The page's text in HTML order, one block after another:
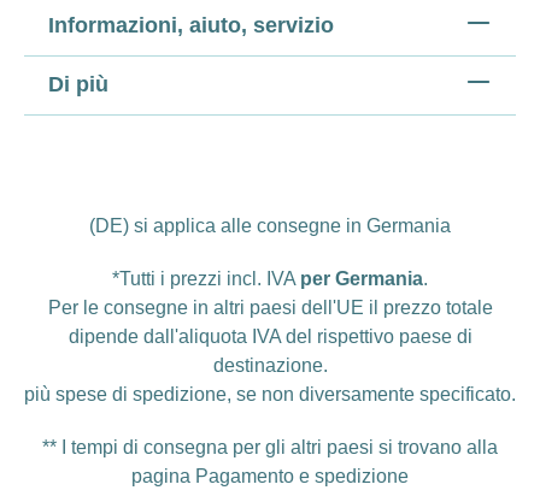
Informazioni, aiuto, servizio
Di più
(DE) si applica alle consegne in Germania
*Tutti i prezzi incl. IVA per Germania.
Per le consegne in altri paesi dell'UE il prezzo totale
dipende dall'aliquota IVA del rispettivo paese di
destinazione.
più spese di spedizione, se non diversamente specificato.
** I tempi di consegna per gli altri paesi si trovano alla
pagina Pagamento e spedizione